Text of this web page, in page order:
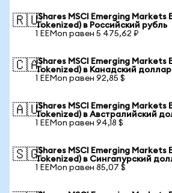
🇷🇺iShares MSCI Emerging Markets
Tokenized) в Российский рубль
1 EEMon равен 5 475,62 ₽
🇨🇦iShares MSCI Emerging Markets
Tokenized) в Канадский доллар
1 EEMon равен 92,85 $
🇦🇺iShares MSCI Emerging Markets
Tokenized) в Австралийский
1 EEMon равен 94,18 $
🇸🇬iShares MSCI Emerging Markets
Tokenized) в Сингапурский
1 EEMon равен 85,07 $